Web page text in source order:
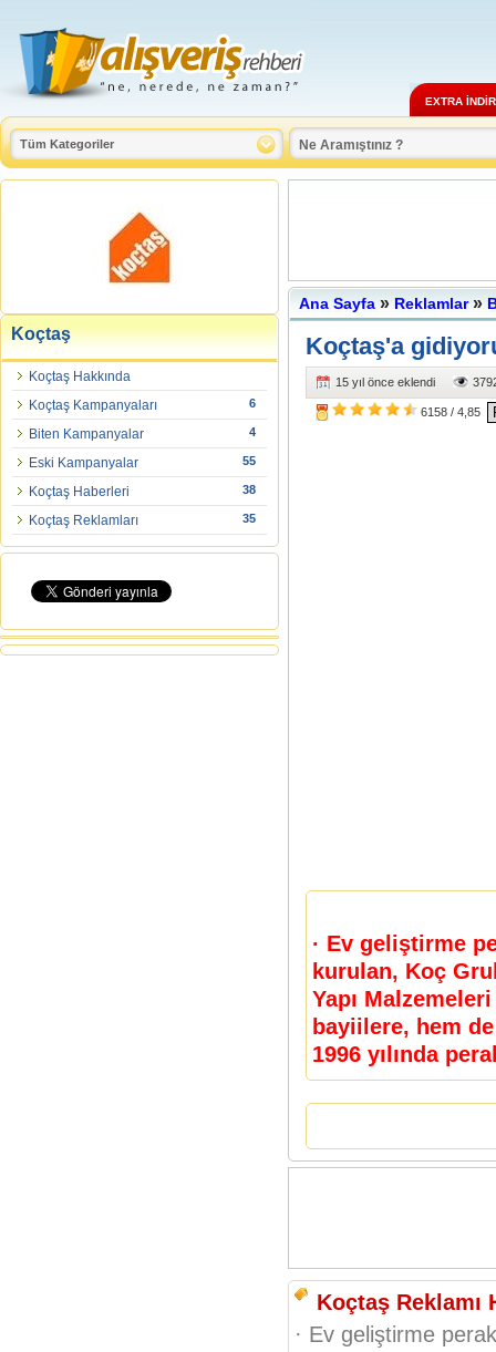
EXTRA
Koçtaş
Koçtaş Hakkında
Koçtaş Kampanyaları
6
Biten Kampanyalar 4
Eski Kampanyalar 55
Koçtaş Haberleri 38
Koçtaş Reklamları 35
Ana Sayfa » Reklamlar»
Koçtaş'a
15 yıl önce eklendi
6158 / 4,85
· Ev geliştirme
kurulan, Koç
Yapı
bayiilere, hem
1996 yılında
Koçtaş Reklamı
· Ev geliştirme